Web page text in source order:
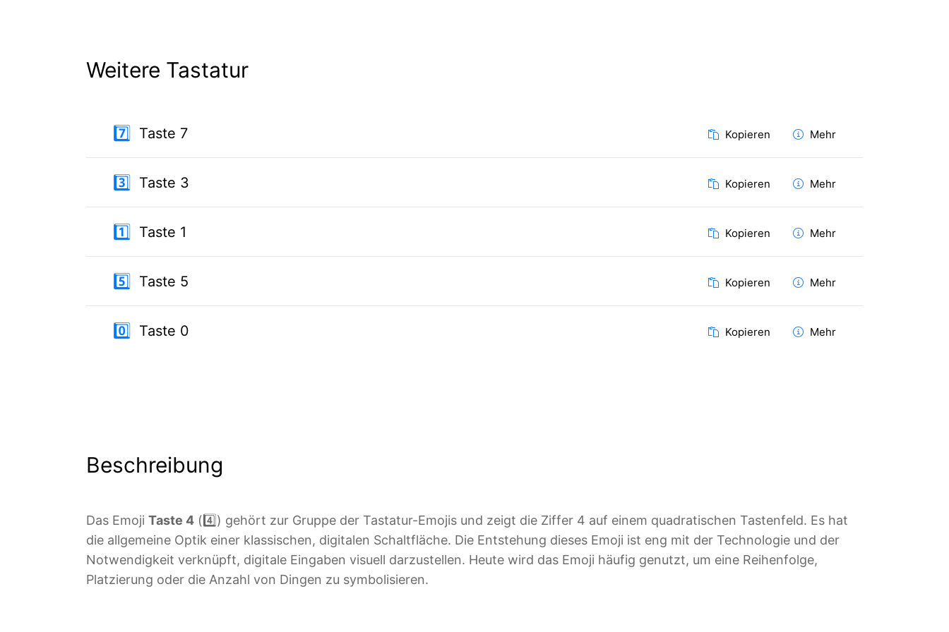
Weitere Tastatur
7️⃣ Taste 7 Kopieren Mehr
3️⃣ Taste 3 Kopieren Mehr
1️⃣ Taste 1 Kopieren Mehr
5️⃣ Taste 5 Kopieren Mehr
0️⃣ Taste 0 Kopieren Mehr
Beschreibung
Das Emoji Taste 4 (4️⃣) gehört zur Gruppe der Tastatur-Emojis und zeigt die Ziffer 4 auf einem quadratischen Tastenfeld. Es hat
die allgemeine Optik einer klassischen, digitalen Schaltfläche. Die Entstehung dieses Emoji ist eng mit der Technologie und der
Notwendigkeit verknüpft, digitale Eingaben visuell darzustellen. Heute wird das Emoji häufig genutzt, um eine Reihenfolge,
Platzierung oder die Anzahl von Dingen zu symbolisieren.